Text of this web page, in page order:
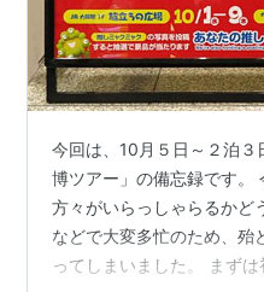
今回は、10月５日～２泊
博ツアー」の備忘録です。
方々がいらっしゃらるかど
などで大変多忙のため、殆
ってしまいました。 まず